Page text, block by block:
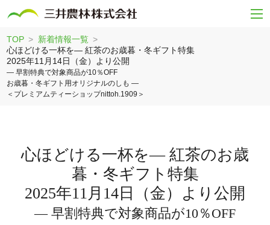
TOP
新着情報一覧
心ほどける一杯を― 紅茶のお歳暮・冬ギフト特集
2025年11月14日（金）より公開
― 早割特典で対象商品が10％OFF
お歳暮・冬ギフト用オリジナルのしも ―
＜プレミアムティーショップnittoh.1909＞
心ほどける一杯を― 紅茶のお歳
暮・冬ギフト特集
2025年11月14日（金）より公開
― 早割特典で対象商品が10％OFF